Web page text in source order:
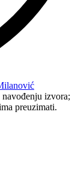
izvora;
preuzimati.